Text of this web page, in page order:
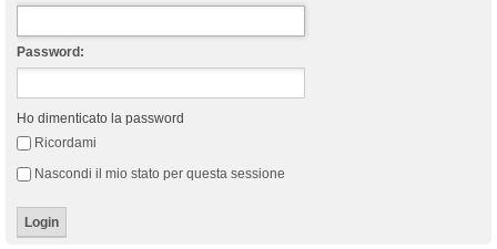
Password:
Ho dimenticato la password
Ricordami
Nascondi il mio stato per questa sessione